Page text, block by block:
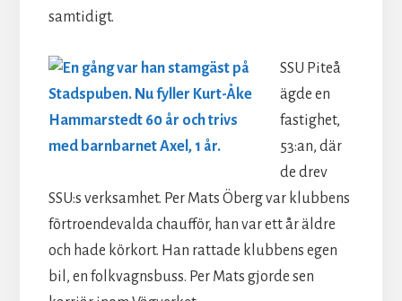
samtidigt.
SSU Piteå
ägde en
fastighet,
53:an, där
de drev
SSU:s verksamhet. Per Mats Öberg var klubbens
förtroendevalda chaufför, han var ett år äldre
och hade körkort. Han rattade klubbens egen
bil, en folkvagnsbuss. Per Mats gjorde sen